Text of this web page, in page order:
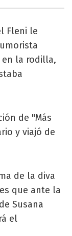
Fleni le
en la rodilla,
de "Más
y viajó de
de la diva
que ante la
Susana
el